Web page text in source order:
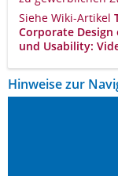
Siehe Wiki-Artikel
Corporate Design
und Usability:
Hinweise zur